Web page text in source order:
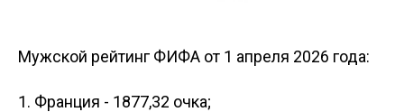
Мужской рейтинг ФИФА от 1 апреля 2026 года:
1. Франция - 1877,32 очка;